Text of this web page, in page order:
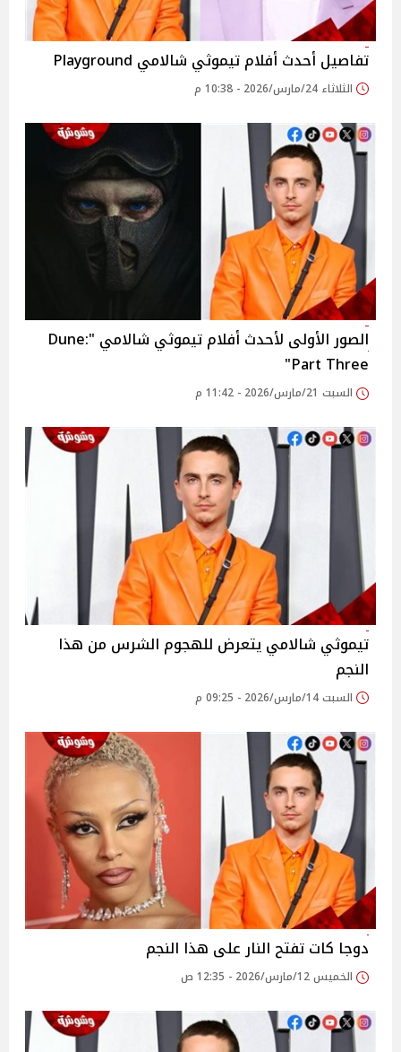
تفاصيل أحدث أفلام تيموثي شالامي Playground
الثلاثاء 24/مارس/2026 - 10:38 م
الصور الأولى لأحدث أفلام تيموثي شالامي "Dune:
Part Three"
السبت 21/مارس/2026 - 11:42 م
تيموثي شالامي يتعرض للهجوم الشرس من هذا
النجم
السبت 14/مارس/2026 - 09:25 م
دوجا كات تفتح النار على هذا النجم
الخميس 12/مارس/2026 - 12:35 ص